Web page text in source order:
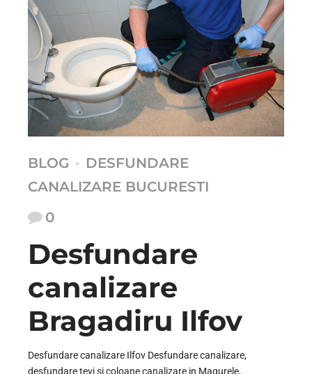
BLOG
DESFUNDARE
CANALIZARE BUCURESTI
0
Desfundare
canalizare
Bragadiru Ilfov
Desfundare canalizare Ilfov Desfundare canalizare,
desfundare tevi si coloane canalizare in Magurele,